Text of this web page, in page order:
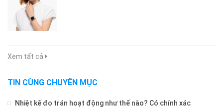
Xem tất cả
TIN CÙNG CHUYÊN MỤC
Nhiệt kế đo trán hoạt động như thế nào? Có chính xác